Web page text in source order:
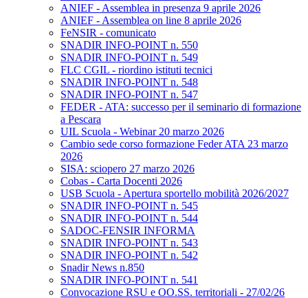
ANIEF - Assemblea in presenza 9 aprile 2026
ANIEF - Assemblea on line 8 aprile 2026
FeNSIR - comunicato
SNADIR INFO-POINT n. 550
SNADIR INFO-POINT n. 549
FLC CGIL - riordino istituti tecnici
SNADIR INFO-POINT n. 548
SNADIR INFO-POINT n. 547
FEDER - ATA: successo per il seminario di formazione
a Pescara
UIL Scuola - Webinar 20 marzo 2026
Cambio sede corso formazione Feder ATA 23 marzo
2026
SISA: sciopero 27 marzo 2026
Cobas - Carta Docenti 2026
USB Scuola - Apertura sportello mobilità 2026/2027
SNADIR INFO-POINT n. 545
SNADIR INFO-POINT n. 544
SADOC-FENSIR INFORMA
SNADIR INFO-POINT n. 543
SNADIR INFO-POINT n. 542
Snadir News n.850
SNADIR INFO-POINT n. 541
Convocazione RSU e OO.SS. territoriali - 27/02/26